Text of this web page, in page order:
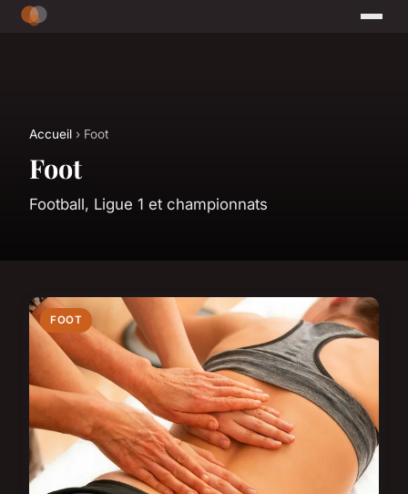
Accueil › Foot
Foot
Football, Ligue 1 et championnats
FOOT